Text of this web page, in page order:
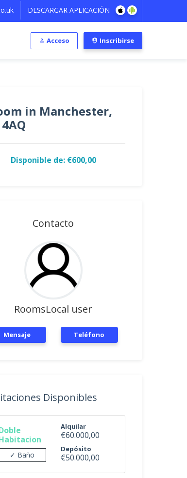
DESCARGAR APLICACIÓN
Acceso Inscribirse
in Manchester,
Disponible de: €600,00
Contacto
RoomsLocal user
Mensaje Teléfono
Disponibles
✓ Baño
Alquilar
€60.000,00
Depósito
€50.000,00